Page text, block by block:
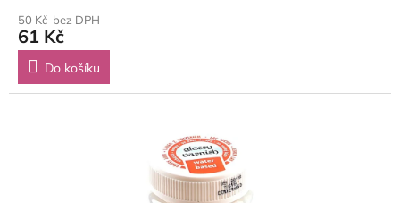
50 Kč bez DPH
61 Kč
Do košíku